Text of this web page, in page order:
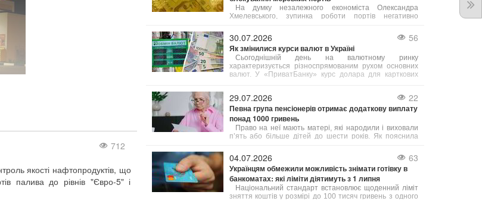
712
якості нафтопродуктів, що
палива до рівнів "Євро-5" і
На думку незалежного економіста Олександра
Хмелевського, зупинка роботи портів негативно
що призведе до зменшення бюджетних надходжень та
зниження добробуту населення.
30.07.2026 56
Як змінилися курси валют в Україні
Сьогоднішній день на валютному ринку
характеризується різноспрямованим рухом основних
валют. У «ПриватБанку» курс долара для карткових
29.07.2026 22
Певна група пенсіонерів отримає додаткову виплату
понад 1000 гривень
Право на неї мають матері, які народили і виховали
п’ять або більше дітей до шести років. Як пояснила
04.07.2026 63
Українцям обмежили можливість знімати готівку в
банкоматах: які ліміти діятимуть з 1 липня
Національний стандарт встановлює щоденний ліміт
зняття коштів у розмірі до 100 тисяч гривень з одного